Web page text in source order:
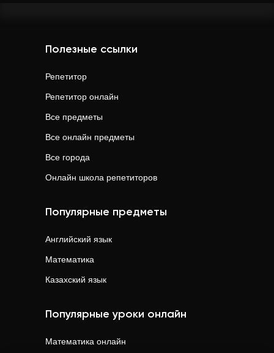
Полезные ссылки
Репетитор
Репетитор онлайн
Все предметы
Все онлайн предметы
Все города
Онлайн школа репетиторов
Популярные предметы
Английский язык
Математика
Казахский язык
Популярные уроки онлайн
Математика онлайн